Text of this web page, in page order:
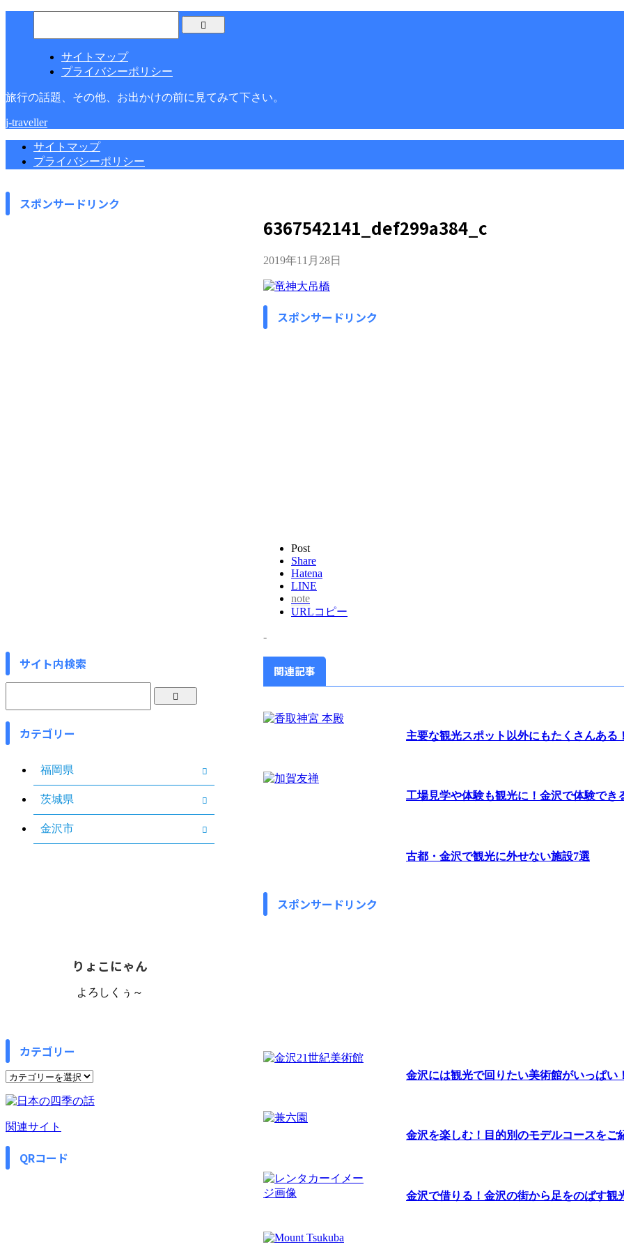
サイトマップ
プライバシーポリシー
旅行の話題、その他、お出かけの前に見てみて下さい。
j-traveller
サイトマップ
プライバシーポリシー
6367542141_def299a384_c
2019年11月28日
スポンサードリンク
Post
Share
Hatena
LINE
note
URLコピー
-
関連記事
主要な観光スポット以外にもたくさんある
工場見学や体験も観光に！金沢で体験でき
古都・金沢で観光に外せない施設7選
スポンサードリンク
金沢には観光で回りたい美術館がいっぱい
金沢を楽しむ！目的別のモデルコースをご
金沢で借りる！金沢の街から足をのばす観
スポンサードリンク
サイト内検索
カテゴリー
福岡県
茨城県
金沢市
りょこにゃん
よろしくぅ～
カテゴリー
カ
ゴ
リ
ー
関連サイト
QRコード